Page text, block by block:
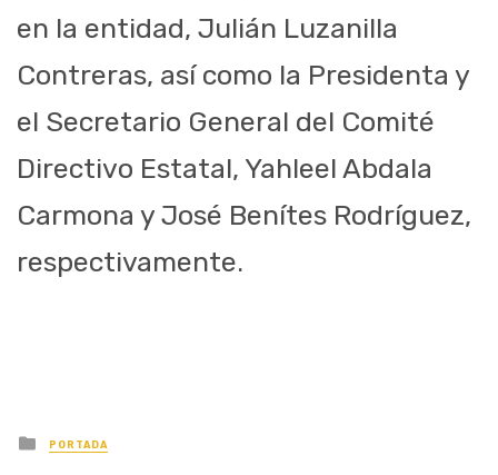
en la entidad, Julián Luzanilla
Contreras, así como la Presidenta y
el Secretario General del Comité
Directivo Estatal, Yahleel Abdala
Carmona y José Benítes Rodríguez,
respectivamente.
Posted
in
PORTADA